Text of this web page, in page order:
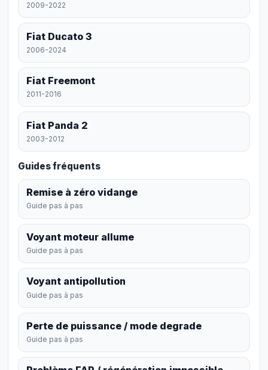
2009-2022
Fiat Ducato 3
2006-2024
Fiat Freemont
2011-2016
Fiat Panda 2
2003-2012
Guides fréquents
Remise à zéro vidange
Guide pas à pas
Voyant moteur allume
Guide pas à pas
Voyant antipollution
Guide pas à pas
Perte de puissance / mode degrade
Guide pas à pas